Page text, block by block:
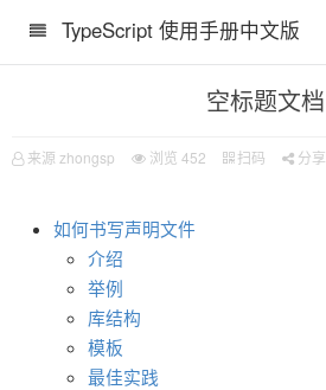
TypeScript 使用手册中文版
空标题文档
来源 zhongsp 浏览 452 扫码 分享
如何书写声明文件
介绍
举例
库结构
模板
最佳实践